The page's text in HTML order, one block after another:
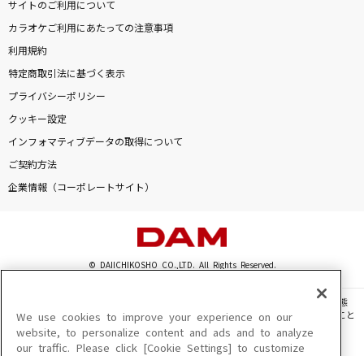
サイトのご利用について
カラオケご利用にあたっての注意事項
利用規約
特定商取引法に基づく表示
プライバシーポリシー
クッキー設定
インフォマティブデータの取得について
ご契約方法
企業情報（コーポレートサイト）
© DAIICHIKOSHO CO.,LTD. All Rights Reserved.
このサイトに掲載されている一切の文章・画像・写真・動画・音声等を、手段や形態
を問わず、著作権法の定める範囲を超えて無断で複製、転載、ファイル化などすること
を禁じます。
楽曲及びコンテンツは、機種によりご利用いただけない場合があります。
We use cookies to improve your experience on our
website, to personalize content and ads and to analyze
our traffic. Please click [Cookie Settings] to customize